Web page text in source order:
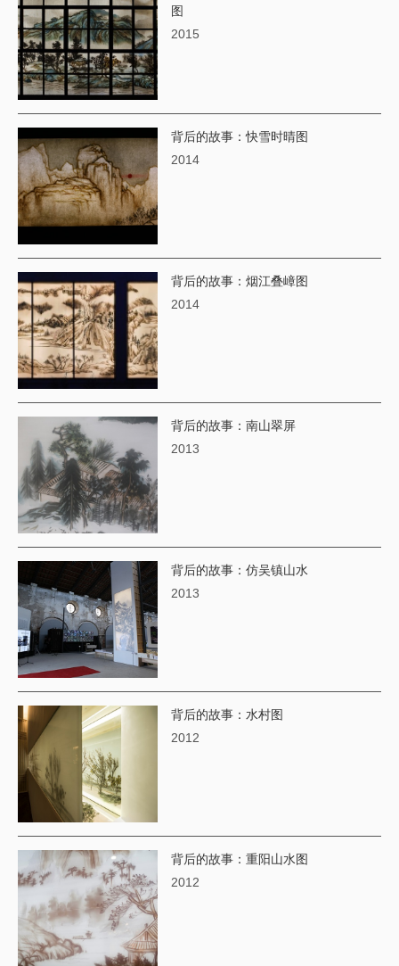
图
2015
背后的故事：快雪时晴图
2014
背后的故事：烟江叠嶂图
2014
背后的故事：南山翠屏
2013
背后的故事：仿吴镇山水
2013
背后的故事：水村图
2012
背后的故事：重阳山水图
2012